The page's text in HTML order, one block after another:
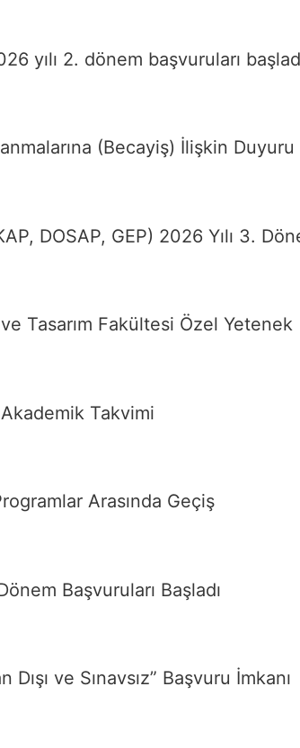
yılı 2. dönem başvuruları
(Becayiş) İlişkin Duyuru
DOSAP, GEP) 2026 Yılı 3.
Tasarım Fakültesi Özel Yetenek
Takvimi
Arasında Geçiş
Başvuruları Başladı
ve Sınavsız” Başvuru İmkanı